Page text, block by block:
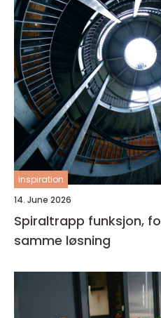
inspiration
14. June 2026
Spiraltrapp funksjon, form og fleksibilitet i
samme løsning